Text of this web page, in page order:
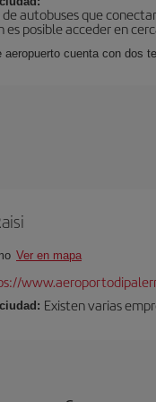
de autobuses que
posible acceder en
aeropuerto cuenta con dos
Ver en mapa
Existen varias